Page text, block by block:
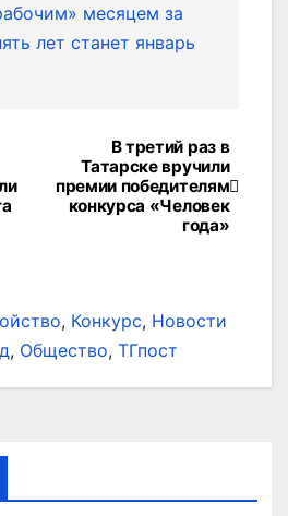
месяцем за
лет станет январь
В третий раз в
Татарске вручили
премии победителям
конкурса «Человек
года»
, Конкурс, Новости
, Общество, ТГпост